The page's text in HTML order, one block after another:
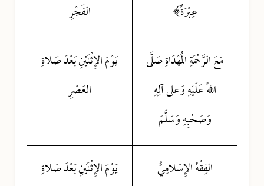
عِبْرَةٌ﴾
الفَجْرِ
مَعَ الرَّحْمَةِ الُمهْدَاةِ صَلَّى
اللهُ عَلَيْهِ وَعلى آلِهِ
وَصَحْبِهِ وَسَلَّمَ
يَوْمَ الإِثْنَيْنِ بَعْدَ صَلاةِ
العَصْرِ
الفِقْهُ الإِسْلامِيُّ
يَوْمَ الإِثْنَيْنِ بَعْدَ صَلاةِ